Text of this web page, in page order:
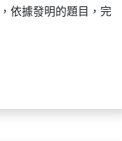
依據發明的題目，完